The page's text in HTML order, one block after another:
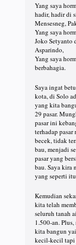
Yang saya
hadir, hadir di
Mensesneg,
Yang saya
Joko Setyanto
Asparindo,
Yang saya
berbahagia.
Saya ingat
kota, di Solo
yang kita
29 pasar.
pasar ini
terhadap
becek, tidak
bau, menjadi
pasar yang
bau. Saya kira
yang seperti
Kemudian
kita telah
seluruh tanah
1.500-an.
kita bangun
kecil-kecil tapi